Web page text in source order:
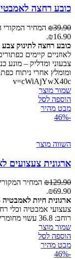
כובע רחצה
₪39.90 המחיר המקורי היה:
₪16.90.
כובע רחצה לתינוק צבע
לאוזניים קיימים
צבעוני ומדליק – מונע
v=cWiAjYwX40c
שמור מוצר
הוספה לסל
מבט מהיר
-46%
השווה מוצר
ארגונית צעצועים
₪129.90 המחיר המקורי היה:
₪69.90.
ארגונית חיות
רוחב: 36.8 עשוי מחומרים אורגניים וירוקים לסביבה
שמור מוצר
הוספה לסל
מבט מהיר
-46%